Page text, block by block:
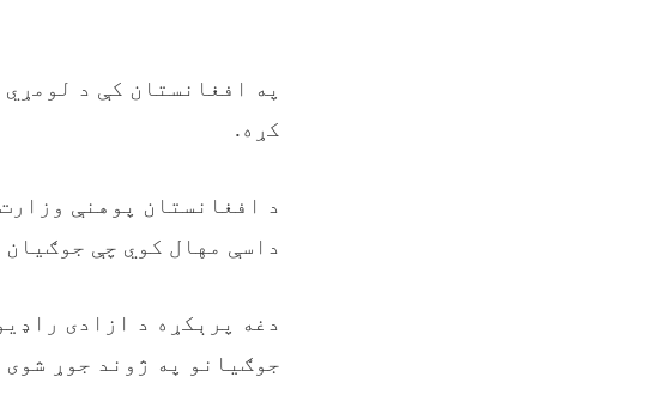
په افغانستان کې د
کړه.
د افغانستان پوهنې
داسې مهال کوي چې
دغه پرېکړه د ازادی
جوګیانو په ژوند جوړ شوی